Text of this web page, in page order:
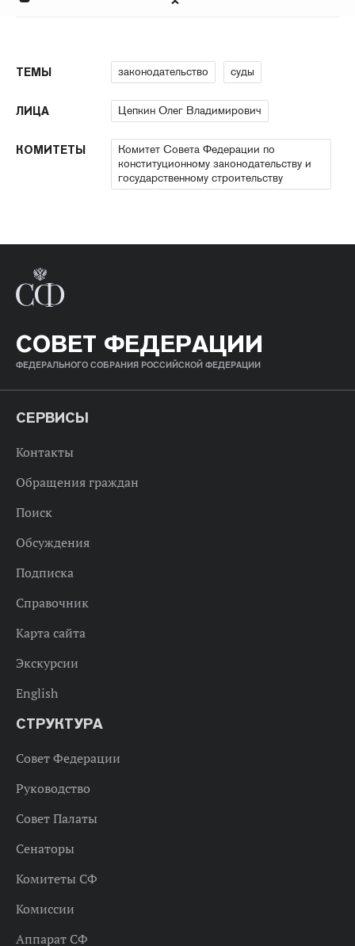
ТЕМЫ законодательство суды
ЛИЦА Цепкин Олег Владимирович
КОМИТЕТЫ
Комитет Совета Федерации по
конституционному законодательству и
государственному строительству
СОВЕТ ФЕДЕРАЦИИ
ФЕДЕРАЛЬНОГО СОБРАНИЯ РОССИЙСКОЙ ФЕДЕРАЦИИ
СЕРВИСЫ
Контакты
Обращения граждан
Поиск
Обсуждения
Подписка
Справочник
Карта сайта
Экскурсии
English
СТРУКТУРА
Совет Федерации
Руководство
Совет Палаты
Сенаторы
Комитеты СФ
Комиссии
Аппарат СФ